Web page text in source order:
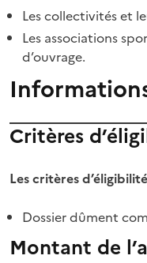
Les collectivités et
Les associations
d’ouvrage.
Critères
Les critères
Dossier dûment
Montant de